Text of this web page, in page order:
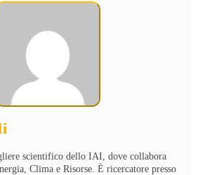
scientifico dello IAI, dove collabora
Clima e Risorse. È ricercatore presso